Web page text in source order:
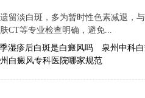
留淡白斑，多为暂时性色素减退，
CT等专业检查明确，避免...
湿疹后白斑是白癜风吗
泉州中科
白癜风专科医院哪家规范